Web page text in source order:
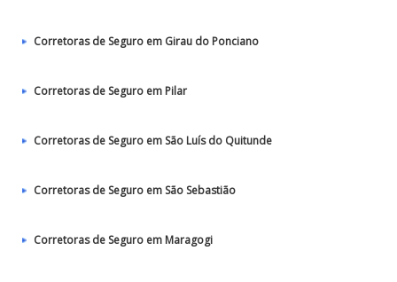
Corretoras de Seguro em Girau do Ponciano
Corretoras de Seguro em Pilar
Corretoras de Seguro em São Luís do Quitunde
Corretoras de Seguro em São Sebastião
Corretoras de Seguro em Maragogi